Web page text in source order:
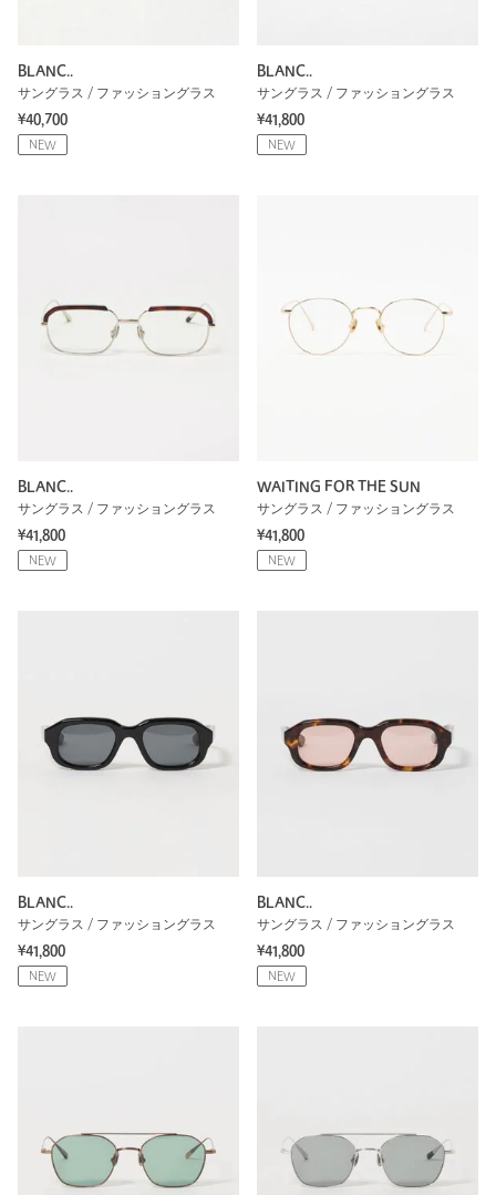
BLANC..
サングラス / ファッショングラス
¥40,700
NEW
BLANC..
サングラス / ファッショングラス
¥41,800
NEW
BLANC..
サングラス / ファッショングラス
¥41,800
NEW
WAITING FOR THE SUN
サングラス / ファッショングラス
¥41,800
NEW
BLANC..
サングラス / ファッショングラス
¥41,800
NEW
BLANC..
サングラス / ファッショングラス
¥41,800
NEW